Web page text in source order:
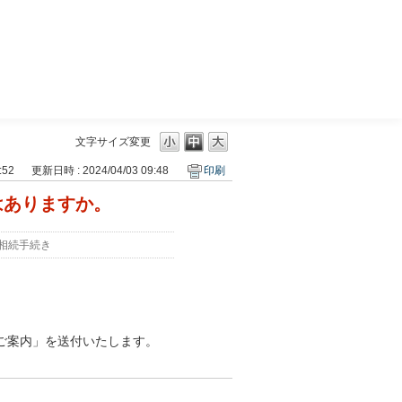
文字サイズ変更
更新日時 : 2024/04/03 09:48 印刷
りますか。
続手続き
内」を送付いたします。